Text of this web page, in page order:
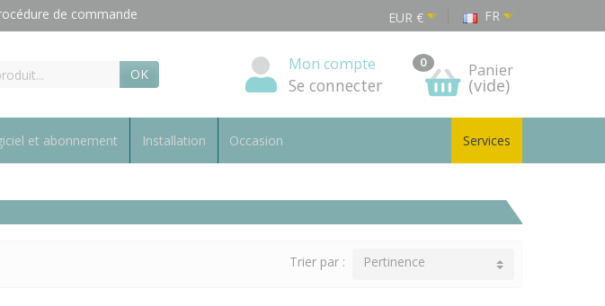
de commande EUR € FR
OK
Mon compte
Se connecter
0 Panier
(vide)
et abonnement Installation Occasion Services
Trier par : Pertinence